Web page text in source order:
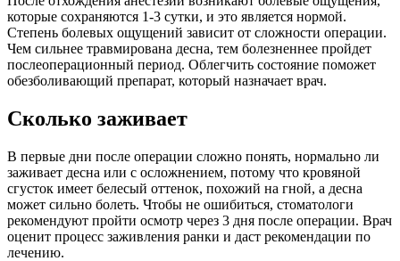
которые сохраняются 1-3 сутки, и это является нормой.
Степень болевых ощущений зависит от сложности операции.
Чем сильнее травмирована десна, тем болезненнее пройдет
послеоперационный период. Облегчить состояние поможет
обезболивающий препарат, который назначает врач.
Сколько заживает
В первые дни после операции сложно понять, нормально ли
заживает десна или с осложнением, потому что кровяной
сгусток имеет белесый оттенок, похожий на гной, а десна
может сильно болеть. Чтобы не ошибиться, стоматологи
рекомендуют пройти осмотр через 3 дня после операции. Врач
оценит процесс заживления ранки и даст рекомендации по
лечению.